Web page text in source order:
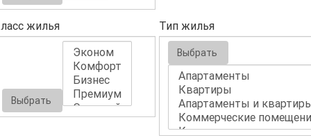
жилья
Выбрать
Тип жилья
Выбрать